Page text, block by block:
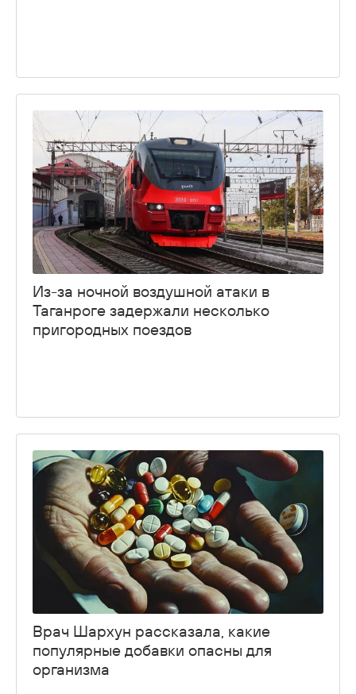
Из-за ночной воздушной атаки в
Таганроге задержали несколько
пригородных поездов
Врач Шархун рассказала, какие
популярные добавки опасны для
организма